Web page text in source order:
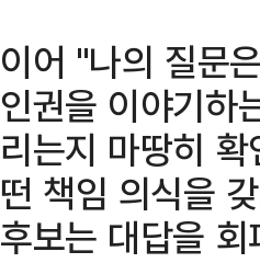
이어 "나의 질문
인권을 이야기하
리는지 마땅히
떤 책임 의식을
후보는 대답을